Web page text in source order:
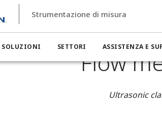
Strumentazione di misura
SOLUZIONI SETTORI ASSISTENZA E
di misura
Flow
Ultrasonic